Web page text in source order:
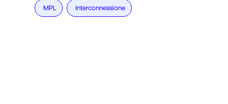
MPL Interconnessione